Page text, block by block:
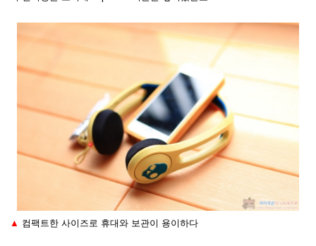
▲ 컴팩트한 사이즈로 휴대와 보관이 용이하다